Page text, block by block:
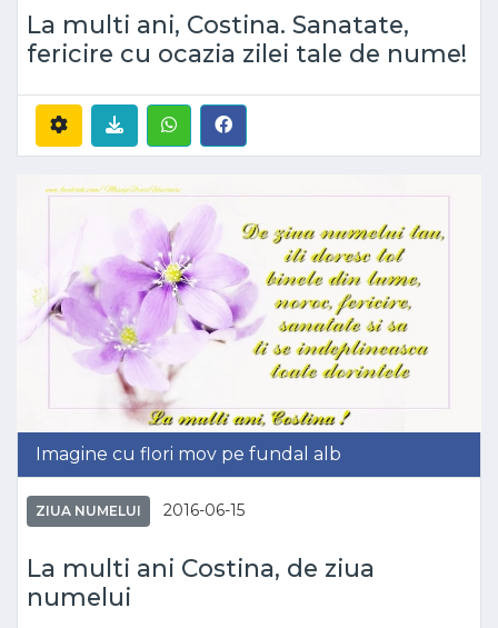
La multi ani, Costina. Sanatate,
fericire cu ocazia zilei tale de nume!
Imagine cu flori mov pe fundal alb
ZIUA NUMELUI 2016-06-15
La multi ani Costina, de ziua
numelui